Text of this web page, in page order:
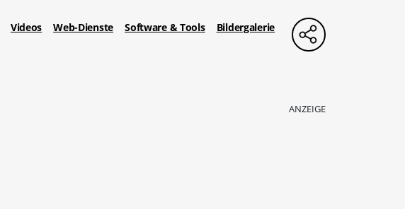
Videos Web-Dienste Software & Tools Bildergalerie
ANZEIGE